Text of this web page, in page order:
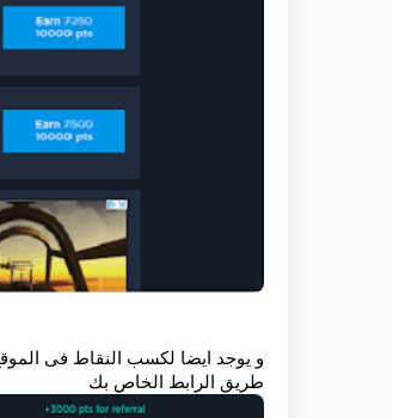
طريق الرابط الخاص بك